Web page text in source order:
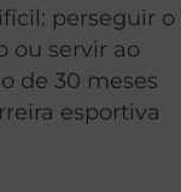
perseguir o
ou servir ao
de 30 meses
esportiva